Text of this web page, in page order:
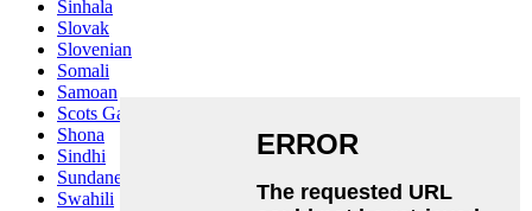
Sinhala
Slovak
Slovenian
Somali
Samoan
Scots Gaelic
Shona
Sindhi
Sundanese
Swahili